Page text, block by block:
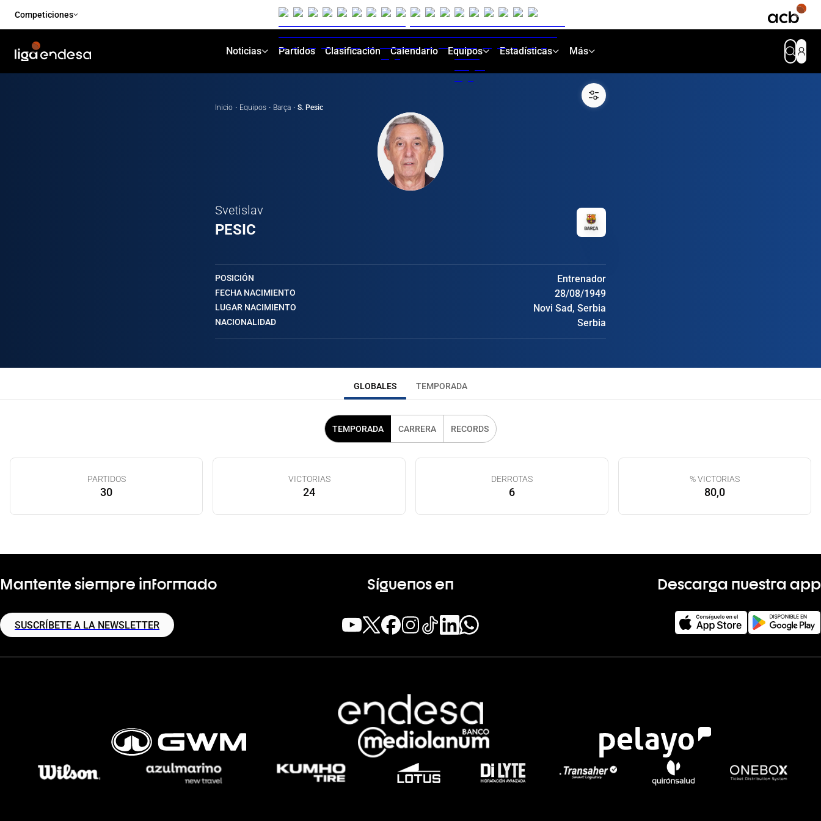
Competiciones
Noticias Partidos Clasificación Calendario Equipos Estadísticas Más
Inicio · Equipos · Barça · S. Pesic
Svetislav
PESIC
POSICIÓN Entrenador
FECHA NACIMIENTO 28/08/1949
LUGAR NACIMIENTO Novi Sad, Serbia
NACIONALIDAD Serbia
GLOBALES TEMPORADA
TEMPORADA CARRERA RECORDS
PARTIDOS
30
VICTORIAS
24
DERROTAS
6
% VICTORIAS
80,0
Mantente siempre informado
SUSCRÍBETE A LA NEWSLETTER
Síguenos en Descarga nuestra app